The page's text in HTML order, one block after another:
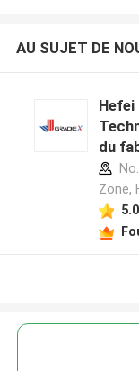
AU SUJET DE
Hefei
du
Zone,
5.0